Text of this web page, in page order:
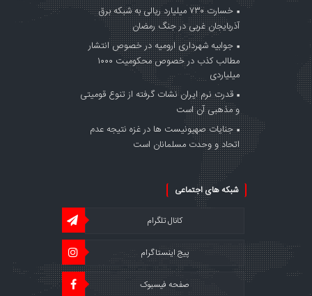
خسارت ۷۳۰ میلیارد ریالی به شبکه برق
آذربایجان غربی در جنگ‌ رمضان
جوابیه شهرداری ارومیه در خصوص انتشار
مطالب کذب در خصوص محکومیت ۱۰۰۰
میلیاردی
قدرت نرم ایران نشات گرفته از تنوع قومیتی
و مذهبی آن است
جنایات صهیونیست ها در غزه نتیجه عدم
اتحاد و وحدت مسلمانان است
شبکه های اجتماعی
کانال تلگرام
پیج اینستاگرام
صفحه فیسبوک